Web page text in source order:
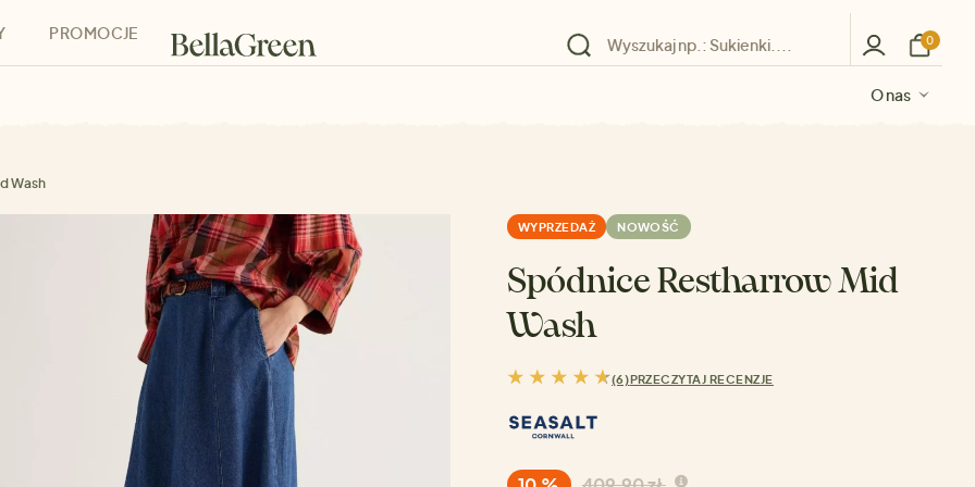
O nas
O nas
O nas
PROMOCJE
O nas
0
Wash
WYPRZEDAŻ NOWOŚĆ
Spódnice Restharrow Mid
Wash
(6)PRZECZYTAJ RECENZJE